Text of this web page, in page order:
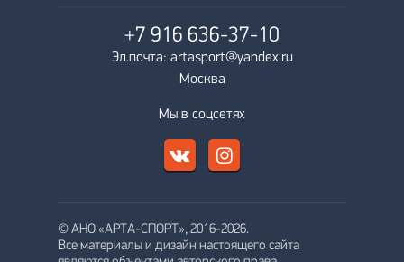
+7 916 636-37-10
Эл.почта: artasport@yandex.ru
Москва
Мы в соцсетях
© АНО «АРТА-СПОРТ», 2016-2026.
Все материалы и дизайн настоящего сайта